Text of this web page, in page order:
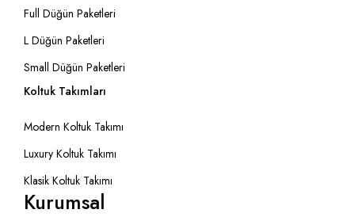
Full Düğün Paketleri
L Düğün Paketleri
Small Düğün Paketleri
Koltuk Takımları
Modern Koltuk Takımı
Luxury Koltuk Takımı
Klasik Koltuk Takımı
Kurumsal